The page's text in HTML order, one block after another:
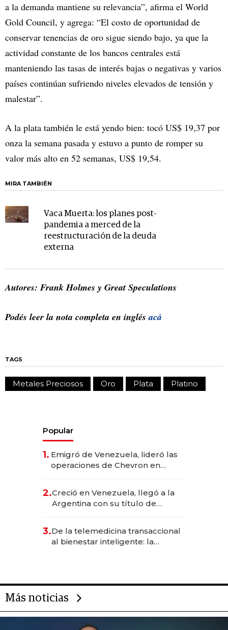
a la demanda mantiene su relevancia”, afirma el World
Gold Council, y agrega: “El costo de oportunidad de
conservar tenencias de oro sigue siendo bajo, ya que la
actividad constante de los bancos centrales está
manteniendo las tasas de interés bajas o negativas y varios
países continúan sufriendo niveles elevados de tensión y
malestar”.
A la plata también le está yendo bien: tocó US$ 19,37 por
onza la semana pasada y estuvo a punto de romper su
valor más alto en 52 semanas, US$ 19,54.
MIRA TAMBIÉN
Vaca Muerta: los planes post-
pandemia a merced de la
reestructuración de la deuda
externa
Autores: Frank Holmes y Great Speculations
Podés leer la nota completa en inglés acá
TAGS
Metales Preciosos Oro Plata Platino
Popular
1. Emigró de Venezuela, lideró las
operaciones de Chevron en
2.Creció en Venezuela, llegó a la
Argentina con su título de
las marcas "fast premium"
3.De la telemedicina transaccional
al bienestar inteligente: la
Más noticias